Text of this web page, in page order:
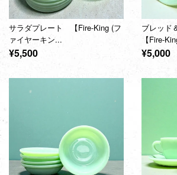
サラダプレート 【Fire-King (フ
ァイヤーキン...
通
価
¥5,500
ブレッド
【Fire-
通
価
¥5,000